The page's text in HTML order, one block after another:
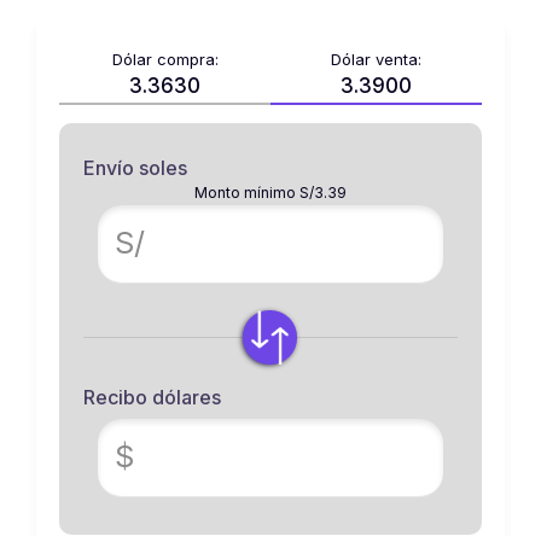
Dólar compra:
3.3630
Dólar venta:
3.3900
Envío soles
Monto mínimo S/3.39
S/
Recibo dólares
$